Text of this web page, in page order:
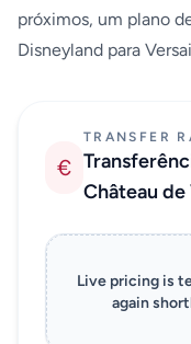
próximos, um plano
Disneyland para
€
TRANSFER
Château de
Live pricing is
again